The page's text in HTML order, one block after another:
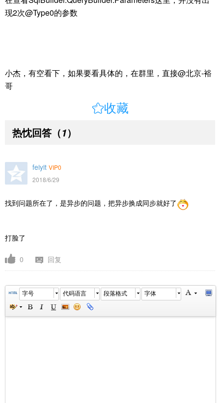
现2次@Type0的参数
小杰，有空看下，如果要看具体的，在群里，直接@北京-裕
哥
收藏
热忱回答 （1）
feiyit VIP0
2018/6/29
找到问题所在了，是异步的问题，把异步换成同步就好了
打脸了
0 回复
字号 代码语言 段落格式 字体